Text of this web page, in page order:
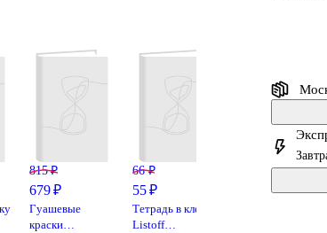
815 ₽
679 ₽
Гуашевые
краски
66 ₽
55 ₽
Тетрадь в клетку
Listoff